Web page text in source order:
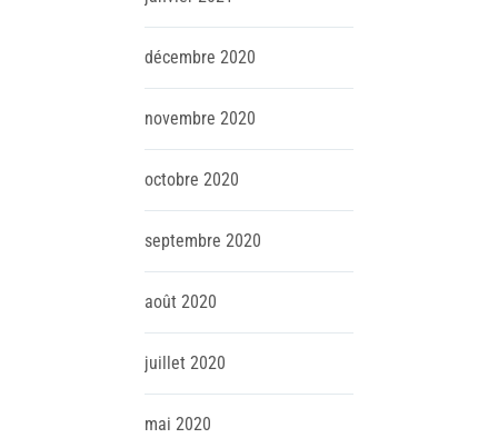
décembre 2020
novembre 2020
octobre 2020
septembre 2020
août 2020
juillet 2020
mai 2020